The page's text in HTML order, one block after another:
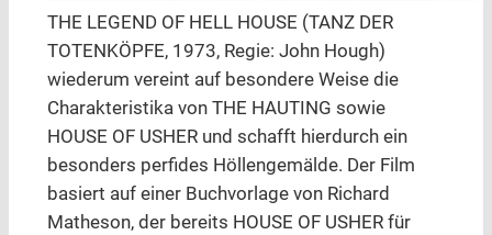
THE LEGEND OF HELL HOUSE (TANZ DER
TOTENKÖPFE, 1973, Regie: John Hough)
wiederum vereint auf besondere Weise die
Charakteristika von THE HAUTING sowie
HOUSE OF USHER und schafft hierdurch ein
besonders perfides Höllengemälde. Der Film
basiert auf einer Buchvorlage von Richard
Matheson, der bereits HOUSE OF USHER für